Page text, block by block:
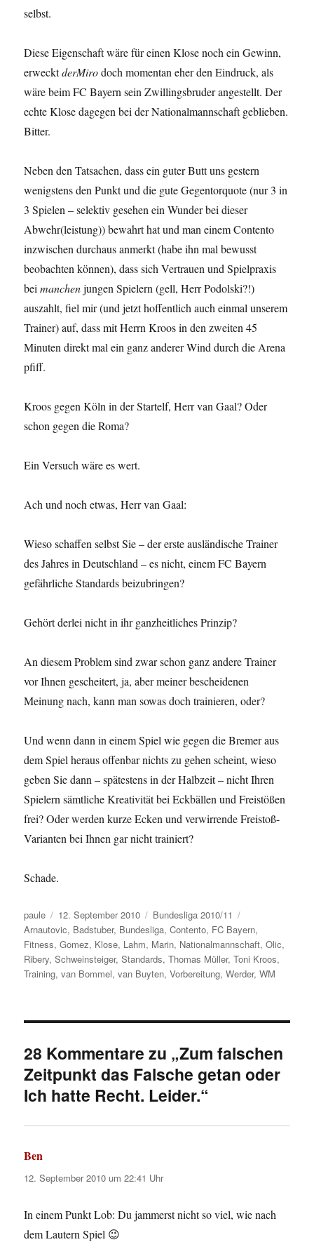
selbst.
Diese Eigenschaft wäre für einen Klose noch ein Gewinn,
erwecktderMirodoch momentan eher den Eindruck, als
wäre beim FC Bayern sein Zwillingsbruder angestellt. Der
echte Klose dagegen bei der Nationalmannschaft geblieben.
Bitter.
Neben den Tatsachen, dass ein guter Butt uns gestern
wenigstens den Punkt und die gute Gegentorquote (nur 3 in
3 Spielen – selektiv gesehen ein Wunder bei dieser
Abwehr(leistung)) bewahrt hat und man einem Contento
inzwischen durchaus anmerkt (habe ihn mal bewusst
beobachten können), dass sich Vertrauen und Spielpraxis
beimanchenjungen Spielern (gell, Herr Podolski?!)
auszahlt, fiel mir (und jetzt hoffentlich auch einmal unserem
Trainer) auf, dass mit Herrn Kroos in den zweiten 45
Minuten direkt mal ein ganz anderer Wind durch die Arena
pfiff.
Kroos gegen Köln in der Startelf, Herr van Gaal? Oder
schon gegen die Roma?
Ein Versuch wäre es wert.
Ach und noch etwas, Herr van Gaal:
Wieso schaffen selbst Sie – der erste ausländische Trainer
des Jahres in Deutschland – es nicht, einem FC Bayern
gefährliche Standards beizubringen?
Gehört derlei nicht in ihr ganzheitliches Prinzip?
An diesem Problem sind zwar schon ganz andere Trainer
vor Ihnen gescheitert, ja, aber meiner bescheidenen
Meinung nach, kann man sowas doch trainieren, oder?
Und wenn dann in einem Spiel wie gegen die Bremer aus
dem Spiel heraus offenbar nichts zu gehen scheint, wieso
geben Sie dann – spätestens in der Halbzeit – nicht Ihren
Spielern sämtliche Kreativität bei Eckbällen und Freistößen
frei? Oder werden kurze Ecken und verwirrende Freistoß-
Varianten bei Ihnen gar nicht trainiert?
Schade.
Autor
paule
Veröffentlicht
am
12. September 2010 Kategorien
Bundesliga 2010/11
Arnautovic, Badstuber, Bundesliga,Contento, FC Bayern,
Fitness,Gomez, Klose, Lahm, Marin, Nationalmannschaft,Olic,
Ribery,Schweinsteiger,Standards,Thomas Müller,Toni Kroos,
Training,van Bommel,van Buyten,Vorbereitung,Werder,WM
28 Kommentare zu „Zum falschen
Zeitpunkt das Falsche getan oder
Ich hatte Recht. Leider.“
Ben
12. September 2010 um 22:41 Uhr
In einem Punkt Lob: Du jammerst nicht so viel, wie nach
dem Lautern Spiel 😉